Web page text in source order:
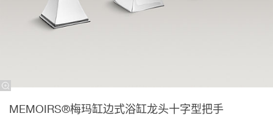
MEMOIRS®
MEMOIRS®梅玛缸边式浴缸龙头十字型把手